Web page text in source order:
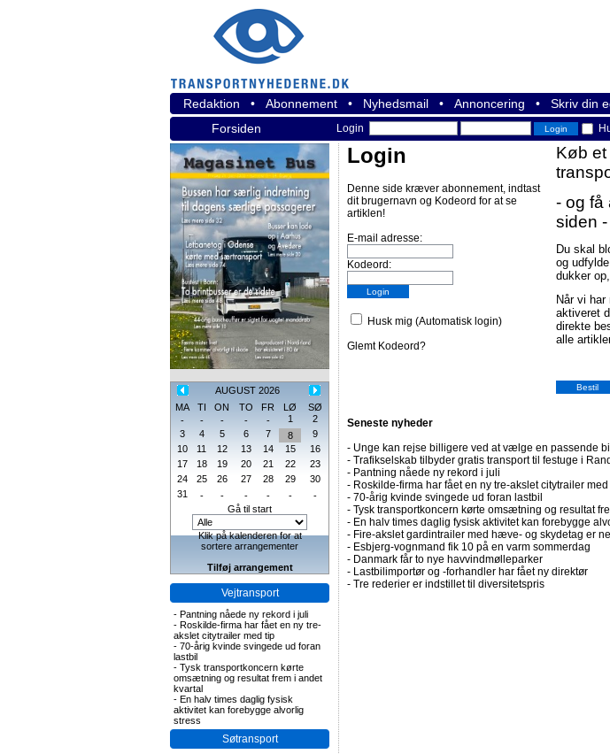
Redaktion • Abonnement • Nyhedsmail • Annoncering • Skriv din
Forsiden
Login
AUGUST 2026
MA
TI ON TO FR LØ
SØ
-
- - - - 1
2
3
4 5 6 7 8
9
10
11 12 13 14 15
16
17
18 19 20 21 22
23
24
25 26 27 28 29
30
31
- - - - -
-
Gå til start
Klik på kalenderen for at
sortere arrangementer
Tilføj arrangement
Vejtransport
- Pantning nåede ny rekord i juli
- Roskilde-firma har fået en ny tre-
akslet citytrailer med tip
- 70-årig kvinde svingede ud foran
lastbil
- Tysk transportkoncern kørte
omsætning og resultat frem i andet
kvartal
- En halv times daglig fysisk
aktivitet kan forebygge alvorlig
stress
Søtransport
Login
Denne side kræver abonnement, indtast
dit brugernavn og Kodeord for at se
artiklen!
E-mail adresse:
Kodeord:
Husk mig (Automatisk login)
Glemt Kodeord?
Køb
- og få
siden
Du skal
og
dukker
Når vi
aktiveret
direkte
alle
Seneste nyheder
- Unge kan rejse billigere ved at vælge en passende
- Trafikselskab tilbyder gratis transport til festuge i
- Pantning nåede ny rekord i juli
- Roskilde-firma har fået en ny tre-akslet citytrailer
- 70-årig kvinde svingede ud foran lastbil
- Tysk transportkoncern kørte omsætning og resultat
- En halv times daglig fysisk aktivitet kan forebygge
- Fire-akslet gardintrailer med hæve- og skydetag er
- Esbjerg-vognmand fik 10 på en varm sommerdag
- Danmark får to nye havvindmølleparker
- Lastbilimportør og -forhandler har fået ny direktør
- Tre rederier er indstillet til diversitetspris